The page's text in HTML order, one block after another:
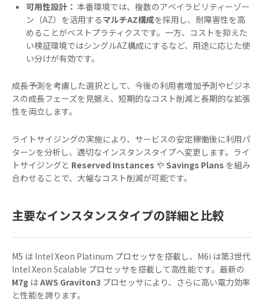
可用性設計： 本番環境では、複数のアベイラビリティーゾー
ン（AZ）を活用するマルチAZ構成を採用し、耐障害性を高
めることがベストプラティクスです。一方、コストを抑えた
い検証環境ではシングルAZ構成にするなど、用途に応じた使
い分けが有効です。
成長予測を考慮した選択として、今後の利用者増加予測やビジネ
スの成長フェーズを見据え、短期的なコスト削減と長期的な拡張
性を両立します。
ライトサイジングの実施により、サービスの安定稼働後に利用パ
ターンを分析し、適切なインスタンスタイプへ変更します。ライ
トサイジングと Reserved Instances や Savings Plans を組み
合わせることで、大幅なコスト削減が可能です。
主要なインスタンスタイプの詳細と比較
M5 は Intel Xeon Platinum プロセッサを搭載し、M6i は第3世代
Intel Xeon Scalable プロセッサを搭載して高性能です。最新の
M7g はAWS Graviton3 プロセッサにより、さらに高い電力効率
と性能を誇ります。